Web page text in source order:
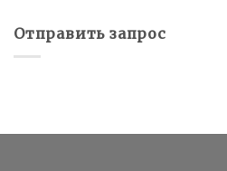
Отправить запрос